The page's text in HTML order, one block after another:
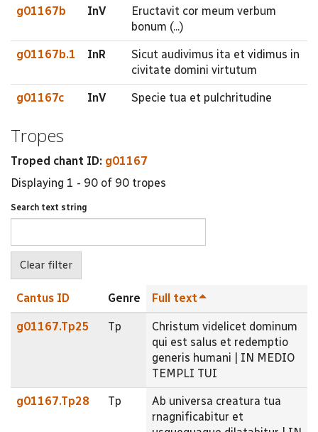
g01167b InV
Eructavit cor meum verbum
bonum (...)
g01167b.1 InR
Sicut audivimus ita et vidimus in
civitate domini virtutum
g01167c InV Specie tua et pulchritudine
Tropes
Troped chant ID: g01167
Displaying 1 - 90 of 90 tropes
Search text string
Cantus ID Genre Full text
g01167.Tp25 Tp
Christum videlicet dominum
qui est salus et redemptio
generis humani | IN MEDIO
TEMPLI TUI
g01167.Tp28 Tp
Ab universa creatura tua
rnagnificabitur et